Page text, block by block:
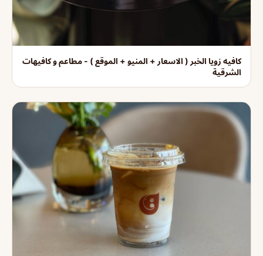
كافيه زويا الخبر ( الاسعار + المنيو + الموقع ) - مطاعم و كافيهات
الشرقية